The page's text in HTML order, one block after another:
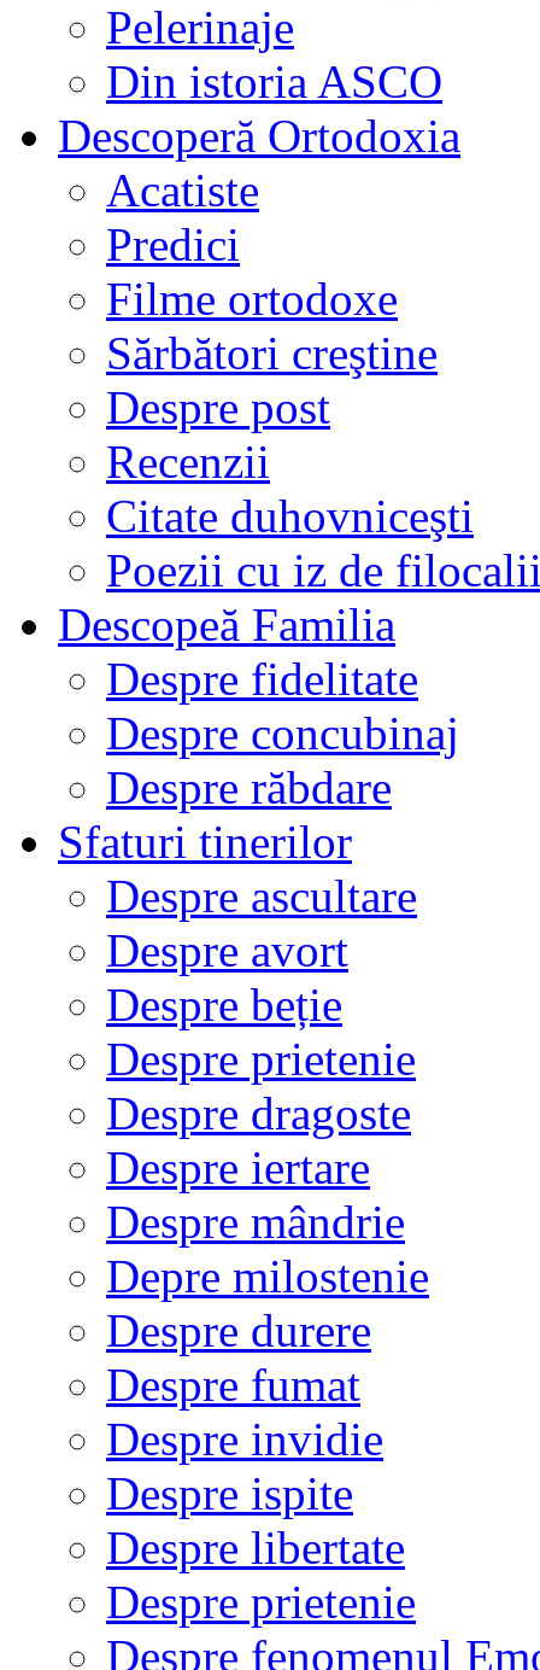
Pelerinaje
Din istoria ASCO
Descoperă Ortodoxia
Acatiste
Predici
Filme ortodoxe
Sărbători creştine
Despre post
Recenzii
Citate duhovniceşti
Poezii cu iz de
Descopeă Familia
Despre fidelitate
Despre concubinaj
Despre răbdare
Sfaturi tinerilor
Despre ascultare
Despre avort
Despre beție
Despre prietenie
Despre dragoste
Despre iertare
Despre mândrie
Depre milostenie
Despre durere
Despre fumat
Despre invidie
Despre ispite
Despre libertate
Despre prietenie
Despre fenomenul